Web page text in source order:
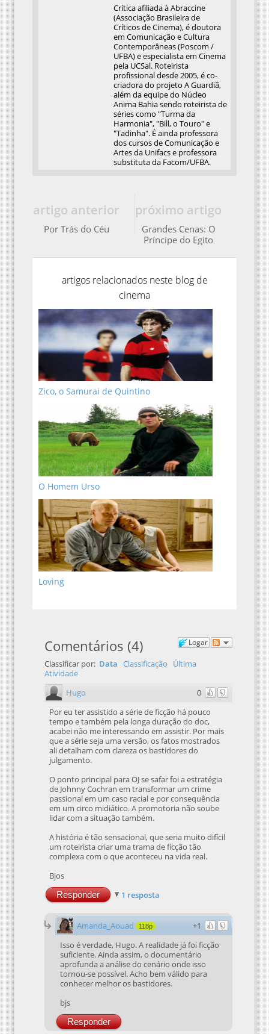
Crítica afiliada à Abraccine
(Associação Brasileira de
Críticos de Cinema), é doutora
em Comunicação e Cultura
Contemporâneas (Poscom /
UFBA) e especialista em Cinema
pela UCSal. Roteirista
profissional desde 2005, é co-
criadora do projeto A Guardiã,
além da equipe do Núcleo
Anima Bahia sendo roteirista de
séries como "Turma da
Harmonia", "Bill, o Touro" e
"Tadinha". É ainda professora
dos cursos de Comunicação e
Artes da Unifacs e professora
substituta da Facom/UFBA.
próximo artigo
Grandes Cenas: O
Príncipe do Egito
artigo anterior
Por Trás do Céu
artigos relacionados neste blog de
cinema
Zico, o Samurai de Quintino
O Homem Urso
Loving
Logar
Comentários (4)
Classificar por: Data Classificação
Última
Atividade
0
Hugo
Por eu ter assistido a série de ficção há pouco
tempo e também pela longa duração do doc,
acabei não me interessando em assistir. Por mais
que a série seja uma versão, os fatos mostrados
ali detalham com clareza os bastidores do
julgamento.
O ponto principal para OJ se safar foi a estratégia
de Johnny Cochran em transformar um crime
passional em um caso racial e por consequência
em um circo midiático. A promotoria não soube
lidar com a situação também.
A história é tão sensacional, que seria muito difícil
um roteirista criar uma trama de ficção tão
complexa com o que aconteceu na vida real.
Bjos
Responder 1 resposta
+1
Amanda_Aouad 118p
Isso é verdade, Hugo. A realidade já foi ficção
suficiente. Ainda assim, o documentário
aprofunda a análise do cenário onde isso
tornou-se possível. Acho bem válido para
conhecer melhor os bastidores.
bjs
Responder